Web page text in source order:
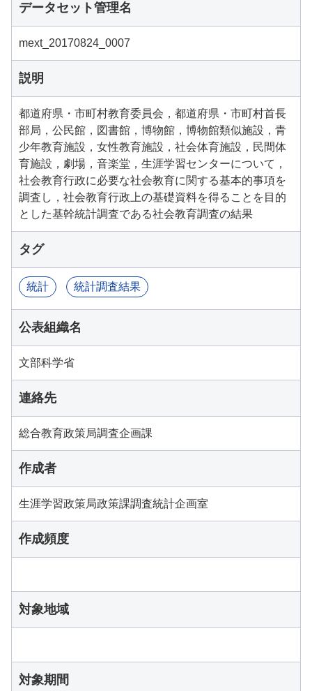
データセット管理名
mext_20170824_0007
説明
都道府県・市町村教育委員会，都道府県・市町村首長
部局，公民館，図書館，博物館，博物館類似施設，青
少年教育施設，女性教育施設，社会体育施設，民間体
育施設，劇場，音楽堂，生涯学習センターについて，
社会教育行政に必要な社会教育に関する基本的事項を
調査し，社会教育行政上の基礎資料を得ることを目的
とした基幹統計調査である社会教育調査の結果
タグ
統計 統計調査結果
公表組織名
文部科学省
連絡先
総合教育政策局調査企画課
作成者
生涯学習政策局政策課調査統計企画室
作成頻度
対象地域
対象期間